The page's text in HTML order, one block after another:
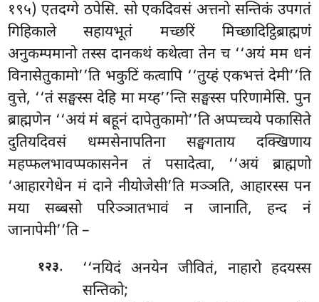
१९५) एतदग्गे ठपेसि. सोएकदिवसं अत्तनो सन्तिकं उपगतं
गिहिकाले सहायभूतं मच्छरिं मिच्छादिट्ठिब्राह्मणं
अनुकम्पमानो तस्स दानकथं कथेत्वा तेन च ‘‘अयं मम धनं
विनासेतुकामो’’ति भकुटिं कत्वापि ‘‘तुय्हं एकभत्तं देमी’’ति
वुत्ते, ‘‘तं सङ्घस्स देहि मा मय्ह’’न्ति सङ्घस्स परिणामेसि. पुन
ब्राह्मणेन ‘‘अयं मं बहूनं दापेतुकामो’’ति अप्पच्चये पकासिते
दुतियदिवसं धम्मसेनापतिना सङ्घगताय दक्खिणाय
महप्फलभावप्पकासनेन तं पसादेत्वा, ‘‘अयं ब्राह्मणो
‘आहारगेधेन मं दाने नीयोजेसी’ति मञ्ञति, आहारस्स पन
मया सब्बसो परिञ्ञातभावं न जानाति, हन्द नं
जानापेमी’’ति –
१२३.
‘‘नयिदं अनयेन जीवितं, नाहारो हदयस्स
सन्तिको;